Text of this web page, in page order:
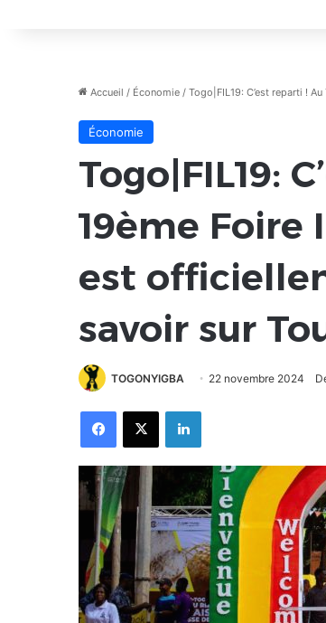
Accueil / Économie / Togo|FIL19: C’est reparti !
Économie
Togo|FIL19:
19ème
est
savoir sur
TOGONYIGBA 22 novembre 2024
FacebookX Linkedin